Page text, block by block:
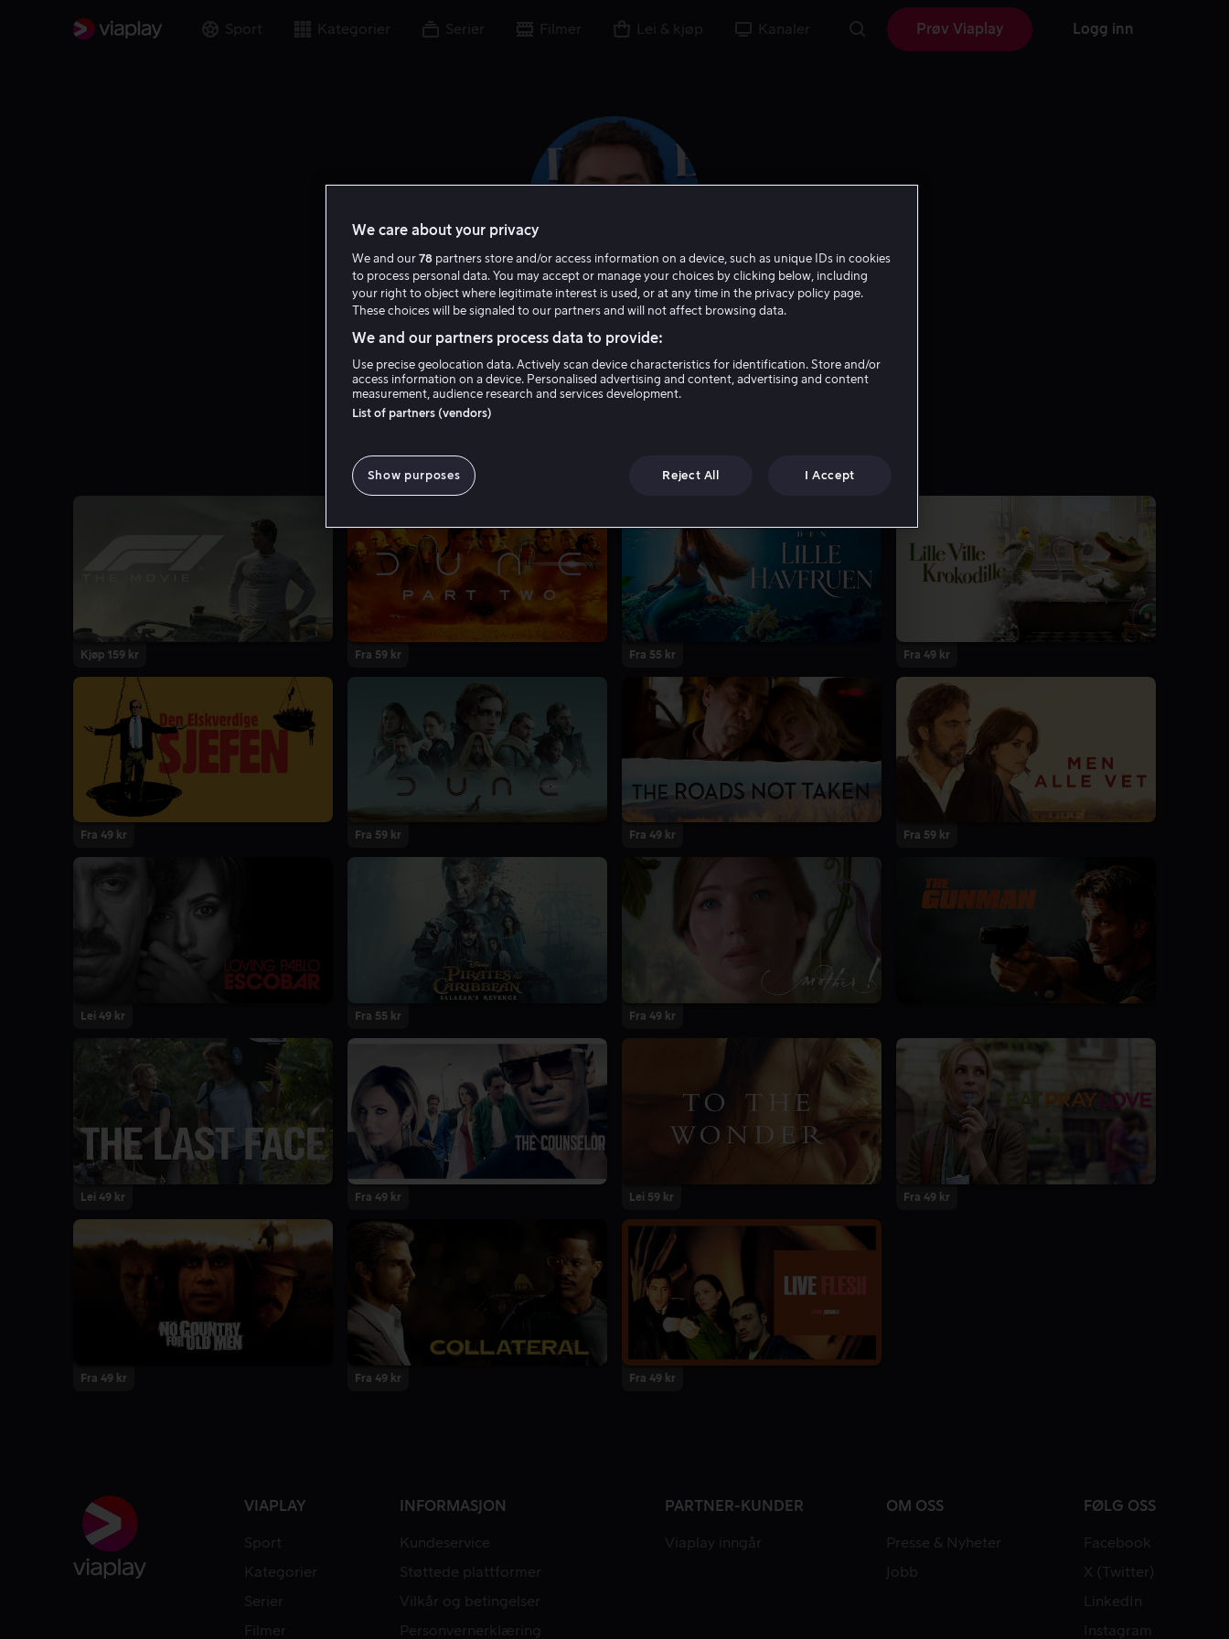
Sport Kategorier Serier Filmer Lei & kjøp Kanaler Prøv Viaplay Logg inn
Javier Bardem
Skuespiller Produsent
Kjøp 159 kr Fra 59 kr Fra 55 kr Fra 49 kr
Fra 49 kr Fra 59 kr Fra 49 kr Fra 59 kr
Lei 49 kr Fra 55 kr Fra 49 kr
Lei 49 kr Fra 49 kr Lei 59 kr Fra 49 kr
Fra 49 kr Fra 49 kr Fra 49 kr
VIAPLAY
Sport
Kategorier
Serier
Filmer
INFORMASJON
Kundeservice
Støttede plattformer
Vilkår og betingelser
Personvernerklæring
PARTNER-KUNDER
Viaplay inngår
OM OSS
Presse & Nyheter
Jobb
FØLG OSS
Facebook
X (Twitter)
LinkedIn
Instagram
We care about your privacy
We and our 78 partners store and/or access information on a device, such as unique IDs in cookies
to process personal data. You may accept or manage your choices by clicking below, including
your right to object where legitimate interest is used, or at any time in the privacy policy page.
These choices will be signaled to our partners and will not affect browsing data.
We and our partners process data to provide:
Use precise geolocation data. Actively scan device characteristics for identification. Store and/or
access information on a device. Personalised advertising and content, advertising and content
measurement, audience research and services development.
List of partners (vendors)
Show purposes Reject All I Accept